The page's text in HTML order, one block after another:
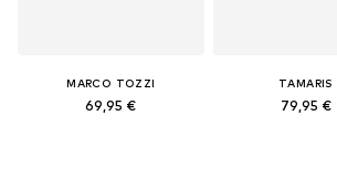
MARCO TOZZI
69,95 €
TAMARIS
79,95 €